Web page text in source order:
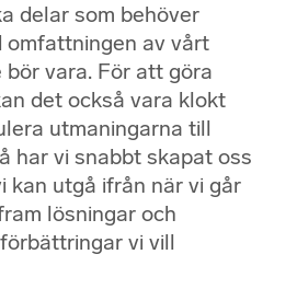
delar som behöver
omfattningen av vårt
vara. För att göra
det också vara klokt
utmaningarna till
har vi snabbt skapat oss
kan utgå ifrån när vi går
lösningar och
vi vill